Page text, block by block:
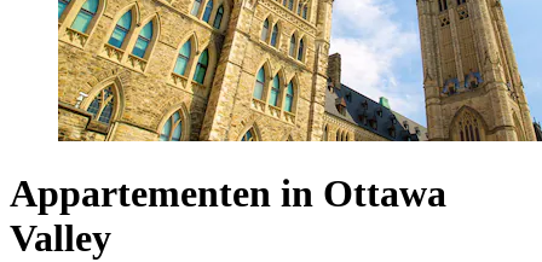
Appartementen in Ottawa
Valley